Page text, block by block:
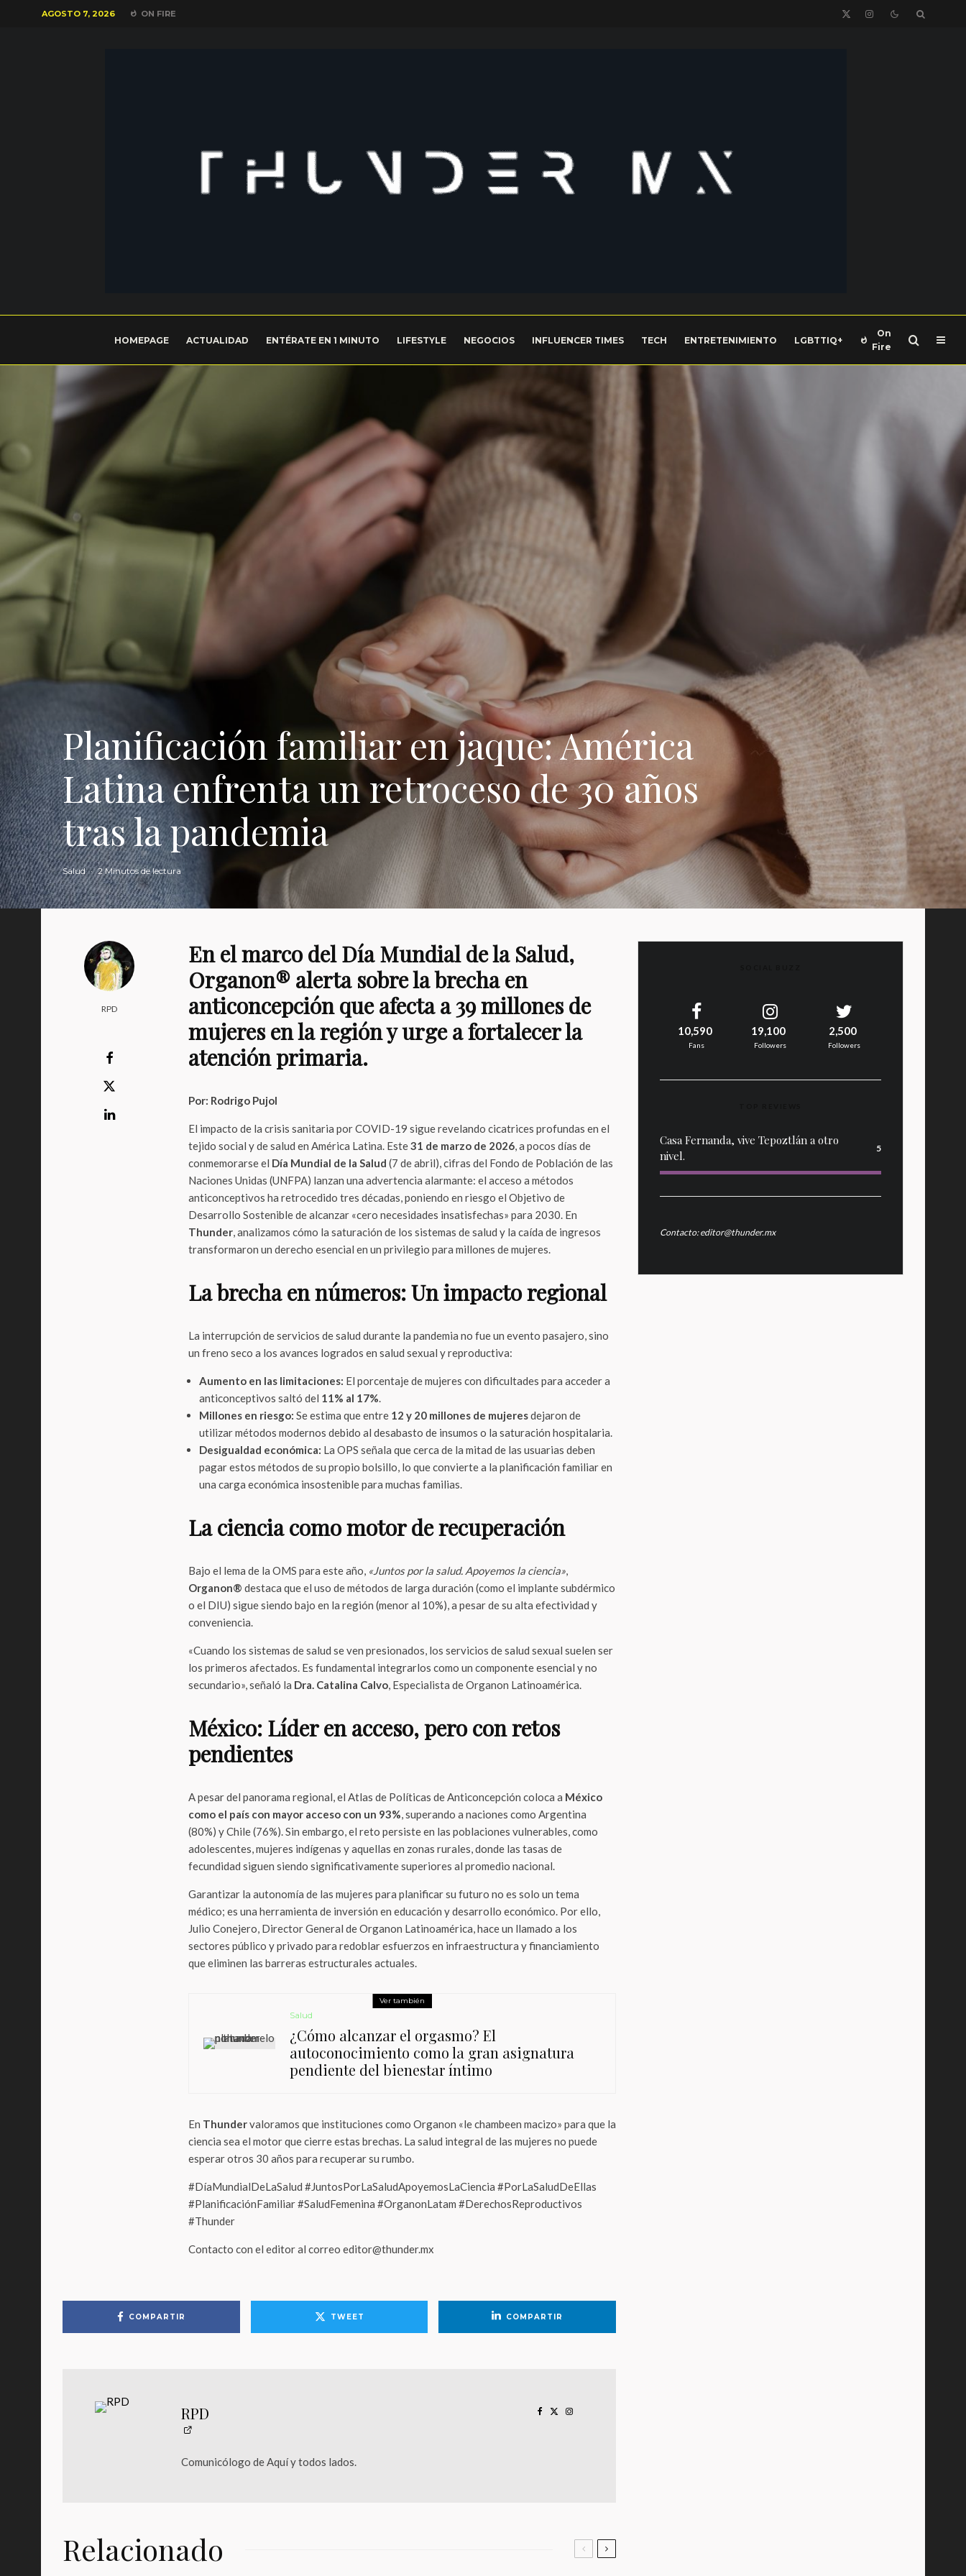
AGOSTO 7, 2026 ON FIRE
HOMEPAGE ACTUALIDAD ENTÉRATE EN 1 MINUTO LIFESTYLE NEGOCIOS INFLUENCER TIMES TECH ENTRETENIMIENTO LGBTTIQ+
On
Fire
Planificación familiar en jaque: América
Latina enfrenta un retroceso de 30 años
tras la pandemia
Salud · 2 Minutos de lectura
RPD
En el marco del Día Mundial de la Salud,
Organon® alerta sobre la brecha en
anticoncepción que afecta a 39 millones de
mujeres en la región y urge a fortalecer la
atención primaria.
Por: Rodrigo Pujol
El impacto de la crisis sanitaria por COVID-19 sigue revelando cicatrices profundas en el
tejido social y de salud en América Latina. Este31 de marzo de 2026, a pocos días de
conmemorarse el Día Mundial de la Salud (7 de abril), cifras del Fondo de Población de las
Naciones Unidas (UNFPA) lanzan una advertencia alarmante: el acceso a métodos
anticonceptivos ha retrocedido tres décadas, poniendo en riesgo el Objetivo de
Desarrollo Sostenible de alcanzar «cero necesidades insatisfechas» para 2030. En
Thunder, analizamos cómo la saturación de los sistemas de salud y la caída de ingresos
transformaron un derecho esencial en un privilegio para millones de mujeres.
La brecha en números: Un impacto regional
La interrupción de servicios de salud durante la pandemia no fue un evento pasajero, sino
un freno seco a los avances logrados en salud sexual y reproductiva:
Aumento en las limitaciones: El porcentaje de mujeres con dificultades para acceder a
anticonceptivos saltó del 11% al 17%.
Millones en riesgo: Se estima que entre 12 y 20 millones de mujeresdejaron de
utilizar métodos modernos debido al desabasto de insumos o la saturación hospitalaria.
Desigualdad económica: La OPS señala que cerca de la mitad de las usuarias deben
pagar estos métodos de su propio bolsillo, lo que convierte a la planificación familiar en
una carga económica insostenible para muchas familias.
La ciencia como motor de recuperación
Bajo el lema de la OMS para este año, «Juntos por la salud. Apoyemos la ciencia»,
Organon® destaca que el uso de métodos de larga duración (como el implante subdérmico
o el DIU) sigue siendo bajo en la región (menor al 10%), a pesar de su alta efectividad y
conveniencia.
«Cuando los sistemas de salud se ven presionados, los servicios de salud sexual suelen ser
los primeros afectados. Es fundamental integrarlos como un componente esencial y no
secundario», señaló la Dra. Catalina Calvo, Especialista de Organon Latinoamérica.
México: Líder en acceso, pero con retos
pendientes
A pesar del panorama regional, el Atlas de Políticas de Anticoncepción coloca a México
como el país con mayor acceso con un 93%, superando a naciones como Argentina
(80%) y Chile (76%). Sin embargo, el reto persiste en las poblaciones vulnerables, como
adolescentes, mujeres indígenas y aquellas en zonas rurales, donde las tasas de
fecundidad siguen siendo significativamente superiores al promedio nacional.
Garantizar la autonomía de las mujeres para planificar su futuro no es solo un tema
médico; es una herramienta de inversión en educación y desarrollo económico. Por ello,
Julio Conejero, Director General de Organon Latinoamérica, hace un llamado a los
sectores público y privado para redoblar esfuerzos en infraestructura y financiamiento
que eliminen las barreras estructurales actuales.
Ver también
Salud
¿Cómo alcanzar el orgasmo? El
autoconocimiento como la gran asignatura
pendiente del bienestar íntimo
En Thundervaloramos que instituciones como Organon «le chambeen macizo» para que la
ciencia sea el motor que cierre estas brechas. La salud integral de las mujeres no puede
esperar otros 30 años para recuperar su rumbo.
#DíaMundialDeLaSalud #JuntosPorLaSaludApoyemosLaCiencia #PorLaSaludDeEllas
#PlanificaciónFamiliar #SaludFemenina #OrganonLatam #DerechosReproductivos
#Thunder
Contacto con el editor al correo editor@thunder.mx
COMPARTIR TWEET COMPARTIR
RPD
Comunicólogo de Aquí y todos lados.
Relacionado
10,590
Fans
19,100
Followers
2,500
Followers
Casa Fernanda, vive Tepoztlán a otro
nivel.
5
Contacto: editor@thunder.mx